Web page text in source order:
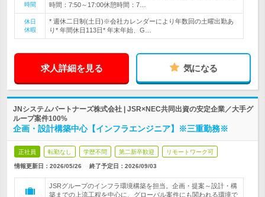
時間
時間：7:50～17:00休憩時間：7…
休日
休暇
* 週休二日制(土日)※会社カレンダーにより年数回の土曜出勤あ
り* 年間休日113日* 年末年始、G…
求人詳細を見る 気になる
JNシステムパートナーズ株式会社 | JSR×NEC共同出資の安定企業／大手グ
ループ案件100%
企画・設計構築中心【インフラエンジニア】※三重勤務※
正社員 転勤なし 学歴不問 第二新卒歓迎 リモートワーク可
情報更新日：2026/05/26 終了予定日： 2026/09/03
JSRグループのインフラ環境構築を担当。企画・提案～設計・構
築までの上流工程を中心に、グローバル案件にも関われる環境で